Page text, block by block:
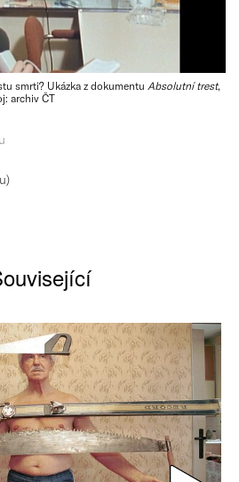
smrti? Ukázka z dokumentu Absolutní trest,
archiv ČT